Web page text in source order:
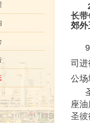
长带
郊外
9
司进
公场
圣
座油
圣彼